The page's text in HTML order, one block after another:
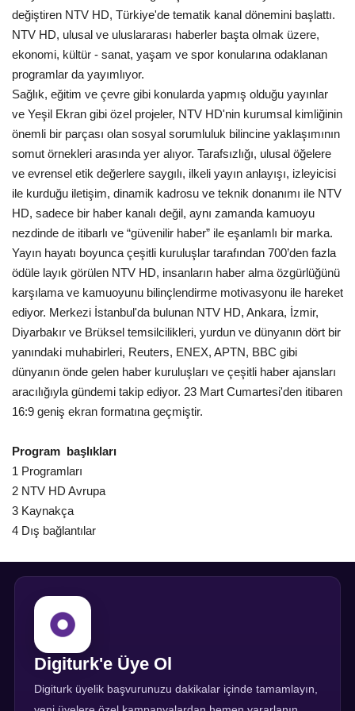
değiştiren NTV HD, Türkiye'de tematik kanal dönemini başlattı.
NTV HD, ulusal ve uluslararası haberler başta olmak üzere,
ekonomi, kültür - sanat, yaşam ve spor konularına odaklanan
programlar da yayımlıyor.
Sağlık, eğitim ve çevre gibi konularda yapmış olduğu yayınlar
ve Yeşil Ekran gibi özel projeler, NTV HD'nin kurumsal kimliğinin
önemli bir parçası olan sosyal sorumluluk bilincine yaklaşımının
somut örnekleri arasında yer alıyor. Tarafsızlığı, ulusal öğelere
ve evrensel etik değerlere saygılı, ilkeli yayın anlayışı, izleyicisi
ile kurduğu iletişim, dinamik kadrosu ve teknik donanımı ile NTV
HD, sadece bir haber kanalı değil, aynı zamanda kamuoyu
nezdinde de itibarlı ve “güvenilir haber” ile eşanlamlı bir marka.
Yayın hayatı boyunca çeşitli kuruluşlar tarafından 700’den fazla
ödüle layık görülen NTV HD, insanların haber alma özgürlüğünü
karşılama ve kamuoyunu bilinçlendirme motivasyonu ile hareket
ediyor. Merkezi İstanbul'da bulunan NTV HD, Ankara, İzmir,
Diyarbakır ve Brüksel temsilcilikleri, yurdun ve dünyanın dört bir
yanındaki muhabirleri, Reuters, ENEX, APTN, BBC gibi
dünyanın önde gelen haber kuruluşları ve çeşitli haber ajansları
aracılığıyla gündemi takip ediyor. 23 Mart Cumartesi'den itibaren
16:9 geniş ekran formatına geçmiştir.
Program başlıkları
1 Programları
2 NTV HD Avrupa
3 Kaynakça
4 Dış bağlantılar
Digiturk'e Üye Ol
Digiturk üyelik başvurunuzu dakikalar içinde tamamlayın,